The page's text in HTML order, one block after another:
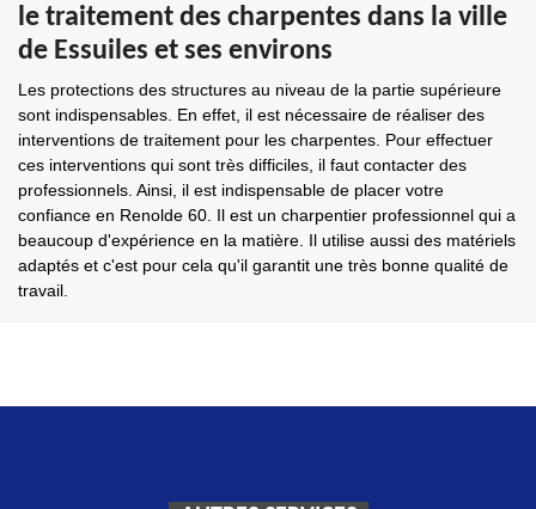
le traitement des charpentes dans la ville
de Essuiles et ses environs
Les protections des structures au niveau de la partie supérieure
sont indispensables. En effet, il est nécessaire de réaliser des
interventions de traitement pour les charpentes. Pour effectuer
ces interventions qui sont très difficiles, il faut contacter des
professionnels. Ainsi, il est indispensable de placer votre
confiance en Renolde 60. Il est un charpentier professionnel qui a
beaucoup d'expérience en la matière. Il utilise aussi des matériels
adaptés et c'est pour cela qu'il garantit une très bonne qualité de
travail.